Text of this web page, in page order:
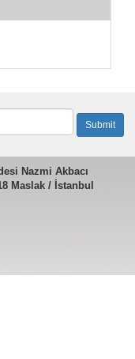
Nazmi Akbacı
Maslak / İstanbul